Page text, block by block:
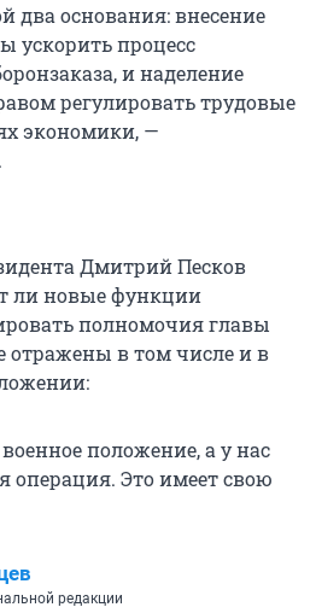
два основания: внесение
ускорить процесс
и наделение
регулировать трудовые
экономики, —
Дмитрий Песков
ли новые функции
полномочия главы
отражены в том числе и в
положение, а у нас
операция. Это имеет свою
редакции